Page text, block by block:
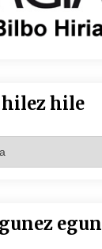
hile
egun